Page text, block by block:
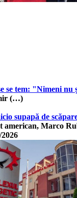
se tem: "Nimeni nu
(…)
supapă de
american, Marco
2026